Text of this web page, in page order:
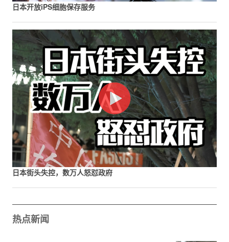
日本开放iPS细胞保存服务
日本街头失控，数万人怒怼政府
热点新闻